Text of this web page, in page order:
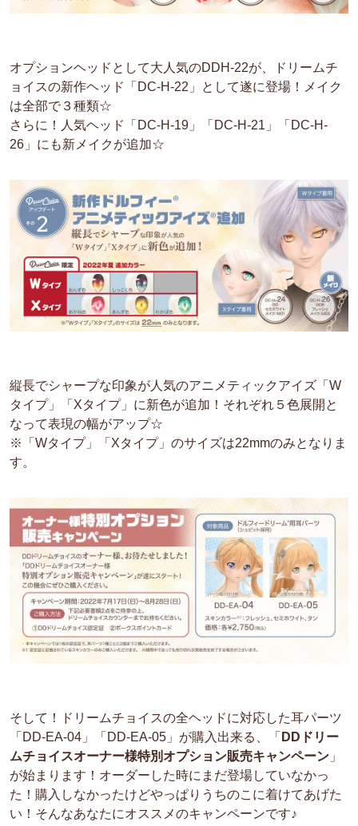
オプションヘッドとして大人気のDDH-22が、ドリームチ
ョイスの新作ヘッド「DC-H-22」として遂に登場！メイク
は全部で３種類☆
さらに！人気ヘッド「DC-H-19」「DC-H-21」「DC-H-
26」にも新メイクが追加☆
縦長でシャープな印象が人気のアニメティックアイズ「W
タイプ」「Xタイプ」に新色が追加！それぞれ５色展開と
なって表現の幅がアップ☆
※「Wタイプ」「Xタイプ」のサイズは22mmのみとなりま
す。
そして！ドリームチョイスの全ヘッドに対応した耳パーツ
「DD-EA-04」「DD-EA-05」が購入出来る、「 DDドリー
ムチョイスオーナー様特別オプション販売キャンペーン 」
が始まります！オーダーした時にまだ登場していなかっ
た！購入しなかったけどやっぱりうちのこに着けてあげた
い！そんなあなたにオススメのキャンペーンです♪